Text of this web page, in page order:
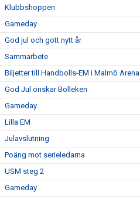
Klubbshoppen
Gameday
God jul och gott nytt år
Sammarbete
Biljetter till Handbolls-EM i Malmö Arena
God Jul önskar Bolleken
Gameday
Lilla EM
Julavslutning
Poäng mot serieledarna
USM steg 2
Gameday